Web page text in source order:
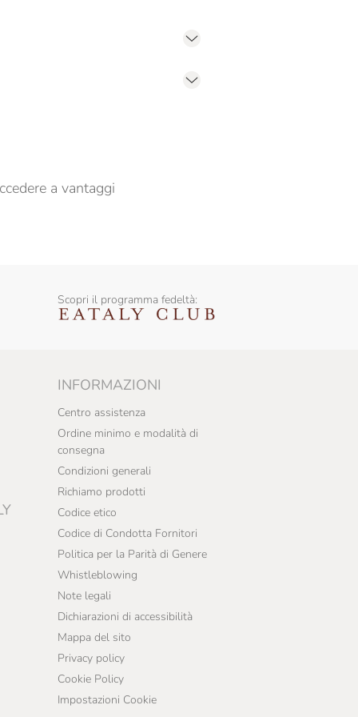
a vantaggi
Scopri il programma fedeltà:
INFORMAZIONI
Centro assistenza
Ordine minimo e modalità di
consegna
Condizioni generali
Richiamo prodotti
Codice etico
Codice di Condotta Fornitori
Politica per la Parità di Genere
Whistleblowing
Note legali
Dichiarazioni di accessibilità
Mappa del sito
Privacy policy
Cookie Policy
Impostazioni Cookie